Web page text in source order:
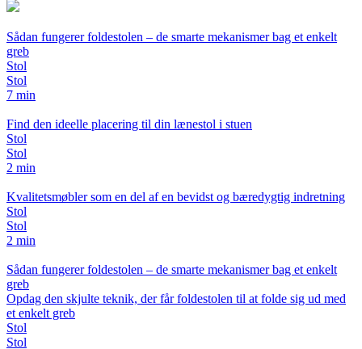
Sådan fungerer foldestolen – de smarte mekanismer bag et enkelt
greb
Stol
Stol
7 min
Find den ideelle placering til din lænestol i stuen
Stol
Stol
2 min
Kvalitetsmøbler som en del af en bevidst og bæredygtig indretning
Stol
Stol
2 min
Sådan fungerer foldestolen – de smarte mekanismer bag et enkelt
greb
Opdag den skjulte teknik, der får foldestolen til at folde sig ud med
et enkelt greb
Stol
Stol